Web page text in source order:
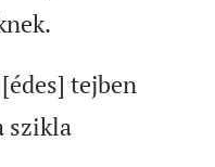
tejben
szikla